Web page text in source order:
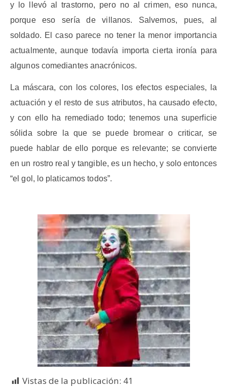
y lo llevó al trastorno, pero no al crimen, eso nunca,
porque eso sería de villanos. Salvemos, pues, al
soldado. El caso parece no tener la menor importancia
actualmente, aunque todavía importa cierta ironía para
algunos comediantes anacrónicos.
La máscara, con los colores, los efectos especiales, la
actuación y el resto de sus atributos, ha causado efecto,
y con ello ha remediado todo; tenemos una superficie
sólida sobre la que se puede bromear o criticar, se
puede hablar de ello porque es relevante; se convierte
en un rostro real y tangible, es un hecho, y solo entonces
“el gol, lo platicamos todos”.
Vistas de la publicación: 41